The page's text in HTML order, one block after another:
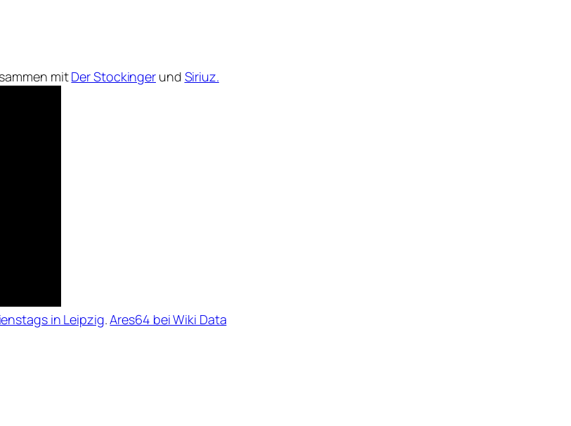
mitDer Stockinger und Siriuz.
in Leipzig.Ares64 bei Wiki Data